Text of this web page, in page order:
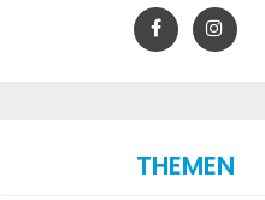
THEMEN